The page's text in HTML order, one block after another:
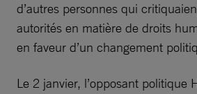
d’autres personnes qui
autorités en matière de droits
en faveur d’un changement
Le 2 janvier, l’opposant politique